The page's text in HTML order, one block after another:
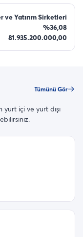
ve Yatırım Sirketleri
%36,08
81.935.200.000,00
Tümünü Gör
yurt içi ve yurt dışı